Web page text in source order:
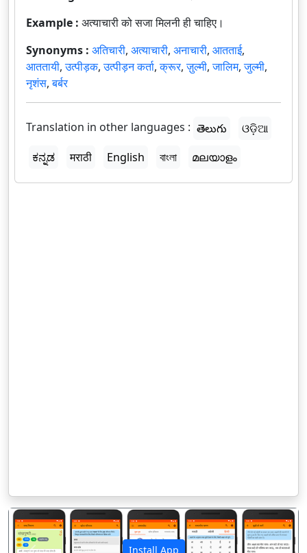
Example : अत्याचारी को सजा मिलनी ही चाहिए।
Synonyms : अतिचारी, अत्याचारी, अनाचारी, आतताई,
आततायी,उत्पीड़क,उत्पीड़न कर्ता,क्रूर,ज़ुल्मी,जालिम,जुल्मी,
नृशंस,बर्बर
Translation in other languages : తెలుగు
ଓଡ଼ିଆ
ಕನ್ನಡ
मराठी English বাংলা മലയാളം
Install App